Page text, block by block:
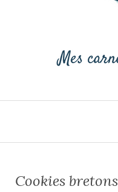
Cookies bretons